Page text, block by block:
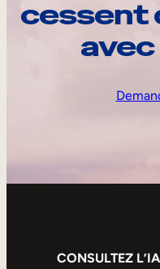
cessent
CONSULTEZ